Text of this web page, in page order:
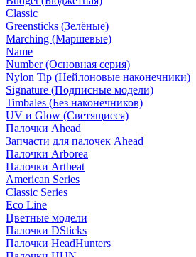
Classic
Greensticks (Зелёные)
Marching (Маршевые)
Name
Number (Основная серия)
Nylon Tip (Нейлоновые наконечники)
Signature (Подписные модели)
Timbales (Без наконечников)
UV и Glow (Светящиеся)
Палочки Ahead
Запчасти для палочек Ahead
Палочки Arborea
Палочки Artbeat
American Series
Classic Series
Eco Line
Цветные модели
Палочки DSticks
Палочки HeadHunters